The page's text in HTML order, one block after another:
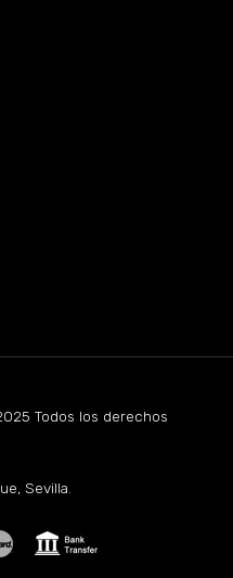
Todos los derechos
Sevilla.